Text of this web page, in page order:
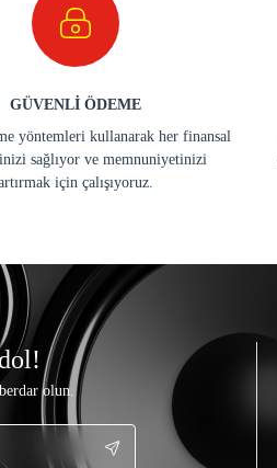
GÜVENLİ ÖDEME
yöntemleri kullanarak her finansal
sağlıyor ve memnuniyetinizi
için çalışıyoruz.
olun.